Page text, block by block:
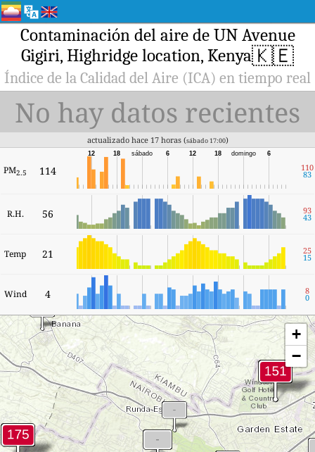
Contaminación del aire de UN Avenue
Gigiri, Highridge location, Kenya🇰🇪
Índice de la Calidad del Aire (ICA) en tiempo real
No hay datos recientes
actualizado hace 17 horas (sábado 17:00)
PM2.5 114
6
domingo
18
12
6
sábado
18
12
110
83
R.H. 56 93
43
Temp 21 25
15
Wind 4 8
0
+
−